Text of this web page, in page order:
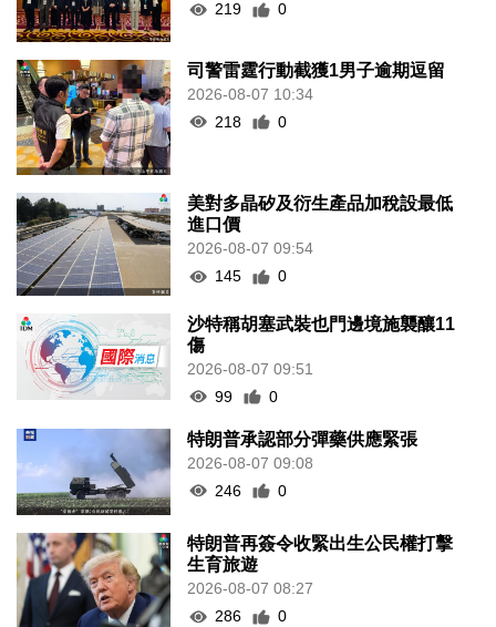
219 0
司警雷霆行動截獲1男子逾期逗留
2026-08-07 10:34
218
0
美對多晶矽及衍生產品加稅設最低
進口價
2026-08-07 09:54
145
0
沙特稱胡塞武裝也門邊境施襲釀11
傷
2026-08-07 09:51
99
0
特朗普承認部分彈藥供應緊張
2026-08-07 09:08
246
0
特朗普再簽令收緊出生公民權打擊
生育旅遊
2026-08-07 08:27
286
0